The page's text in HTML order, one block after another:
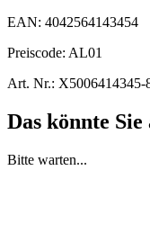
EAN: 4042564143454
Preiscode: AL01
Art. Nr.: X5006414345-
Das könnte
Bitte warten...